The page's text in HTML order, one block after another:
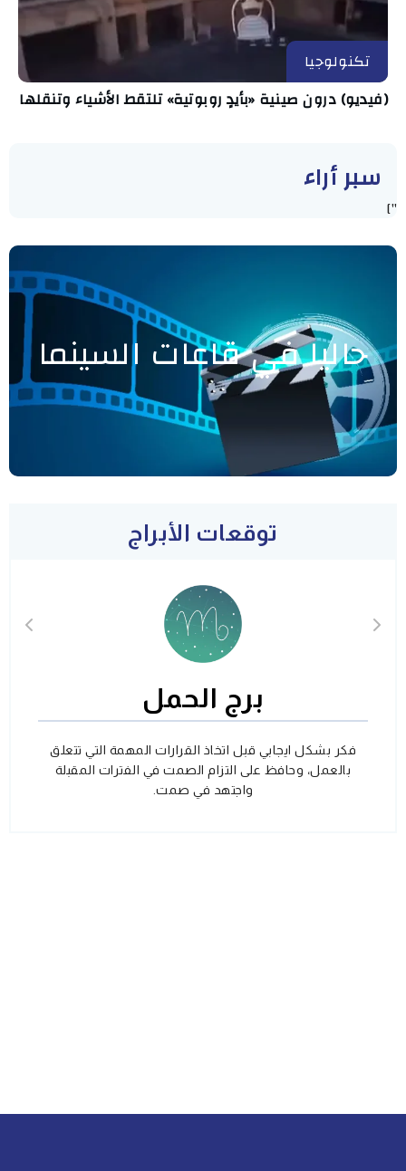
تكنولوجيا
(فيديو) درون صينية «بأيدٍ روبوتية» تلتقط الأشياء وتنقلها
سبر أراء
"]
حاليا في قاعات السينما
توقعات الأبراج
برج الحمل
فكر بشكل ايجابي قبل اتخاذ القرارات المهمة التي تتعلق
بالعمل، وحافظ على التزام الصمت في الفترات المقبلة
واجتهد في صمت.